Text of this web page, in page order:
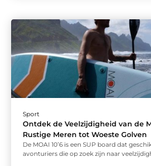
Sport
Ontdek de Veelzijdigheid van de
Rustige Meren tot Woeste Golven
De MOAI 10’6 is een SUP board dat
avonturiers die op zoek zijn naar